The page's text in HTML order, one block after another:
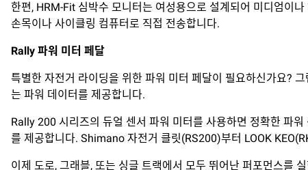
한편, HRM-Fit 심박수 모니터는 여성용으로 설계되어 미디엄이
손목이나 사이클링 컴퓨터로 직접 전송합니다.
Rally 파워 미터 페달
특별한 자전거 라이딩을 위한 파워 미터 페달이 필요하신가요?
는 파워 데이터를 제공합니다.
Rally 200 시리즈의 듀얼 센서 파워 미터를 사용하면 정확한 파
를 제공합니다. Shimano 자전거 클릿(RS200)부터 LOOK
이제 도로, 그래블, 또는 싱글 트랙에서 모두 뛰어난 퍼포먼스를